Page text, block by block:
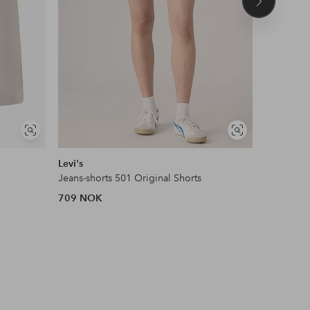
Vis
lignende
Vis
lignende
Levi's
Jeans-shorts 501 Original Shorts
709 NOK
Neste